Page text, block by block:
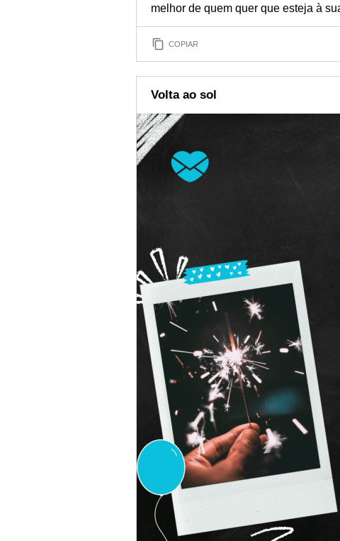
melhor de quem quer que esteja à
COPIAR
Volta ao sol